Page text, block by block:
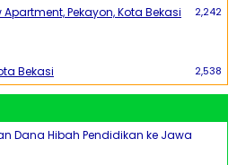
Pekayon, Kota Bekasi 2,242
Bekasi 2,538
Dana Hibah Pendidikan ke Jawa